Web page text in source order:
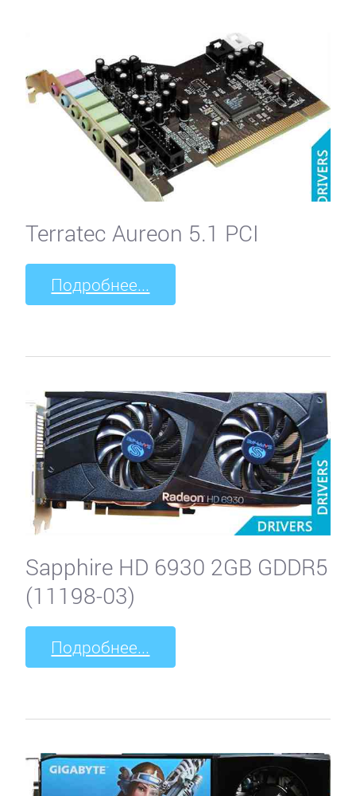
Terratec Aureon 5.1 PCI
Подробнее...
Sapphire HD 6930 2GB GDDR5
(11198-03)
Подробнее...